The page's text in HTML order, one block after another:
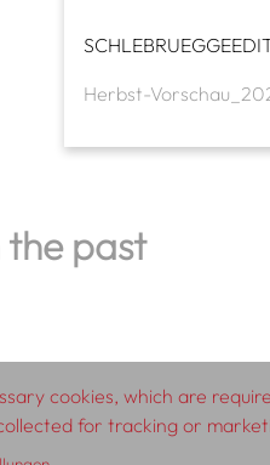
Herbst-
the past
cookies, which are
for tracking or